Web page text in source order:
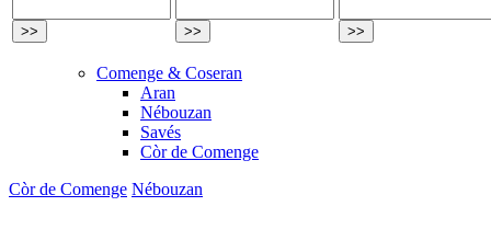
Comenge & Coseran
Aran
Nébouzan
Savés
Còr de Comenge
Còr de Comenge Nébouzan